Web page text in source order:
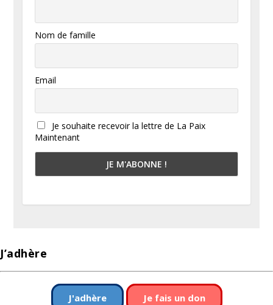
Nom de famille
Email
Je souhaite recevoir la lettre de La Paix
Maintenant
J’adhère
J'adhère Je fais un don